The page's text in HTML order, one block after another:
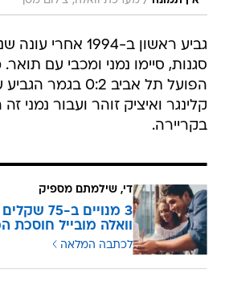
גביע ראשון ב-1994
סגנות, סיימו נמני ומכבי עם
הפועל תל אביב 0:2
קלינגר ואיציק זוהר ועבור נמני
בקריירה.
די, שילמתם מספיק
3 מנויים
וואלה מובייל חוסכת
לכתבה המלאה